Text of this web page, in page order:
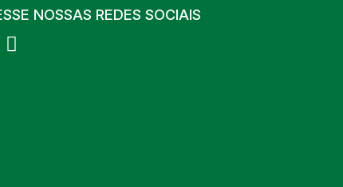
NOSSAS REDES SOCIAIS